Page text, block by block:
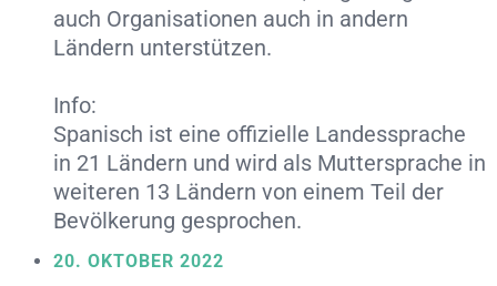
auch Organisationen auch in andern
Ländern unterstützen.
Info:
Spanisch ist eine offizielle Landessprache
in 21 Ländern und wird als Muttersprache in
weiteren 13 Ländern von einem Teil der
Bevölkerung gesprochen.
20. OKTOBER 2022